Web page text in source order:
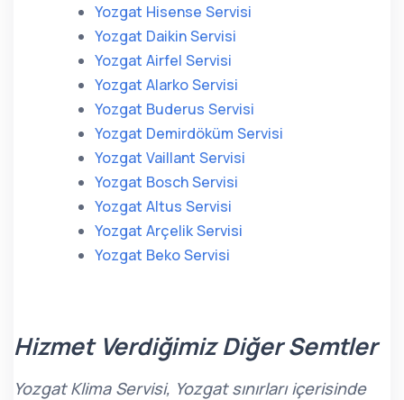
Yozgat Hisense Servisi
Yozgat Daikin Servisi
Yozgat Airfel Servisi
Yozgat Alarko Servisi
Yozgat Buderus Servisi
Yozgat Demirdöküm Servisi
Yozgat Vaillant Servisi
Yozgat Bosch Servisi
Yozgat Altus Servisi
Yozgat Arçelik Servisi
Yozgat Beko Servisi
Hizmet Verdiğimiz Diğer Semtler
Yozgat Klima Servisi, Yozgat sınırları içerisinde